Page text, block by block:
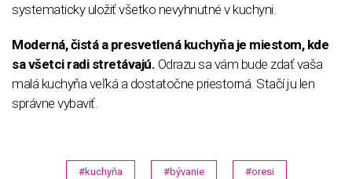
systematicky uložiť všetko nevyhnutné v kuchyni.
Moderná, čistá a presvetlená kuchyňa je miestom, kde
sa všetci radi stretávajú. Odrazu sa vám bude zdať vaša
malá kuchyňa veľká a dostatočne priestorná. Stačí ju len
správne vybaviť.
#kuchyňa #bývanie #oresi